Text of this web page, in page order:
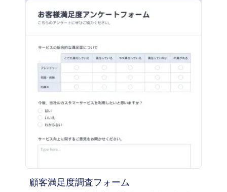
顧客満足度調査フォーム